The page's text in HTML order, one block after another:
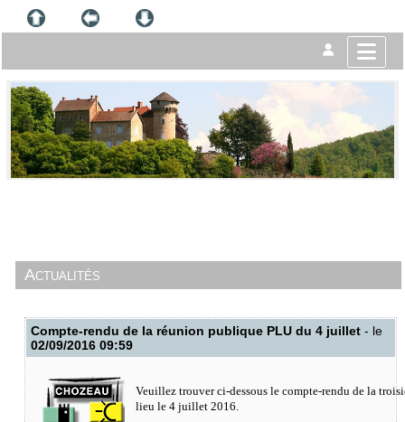
Actualités
Compte-rendu de la réunion publique PLU du 4 juillet - le
02/09/2016 09:59
Veuillez trouver ci-dessous le compte-rendu de la
lieu le 4 juillet 2016.